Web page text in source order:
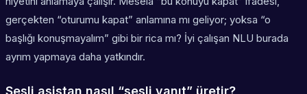
gerçekten “oturumu kapat” anlamına mı geliyor; yoksa “o
başlığı konuşmayalım” gibi bir rica mı? İyi çalışan NLU burada
ayrım yapmaya daha yatkındır.
Sesli asistan nasıl “sesli yanıt” üretir?